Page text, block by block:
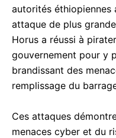
autorités éthiopiennes
attaque de plus
Horus a réussi à
gouvernement pour y
brandissant des
remplissage du
Ces attaques
menaces cyber et du